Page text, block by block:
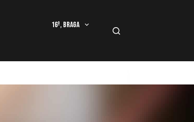
16º, Braga